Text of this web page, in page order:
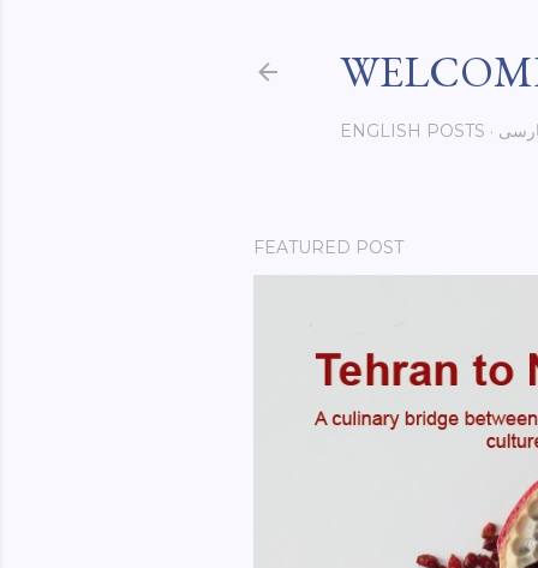
ENGLISH POSTS
FEATURED POST